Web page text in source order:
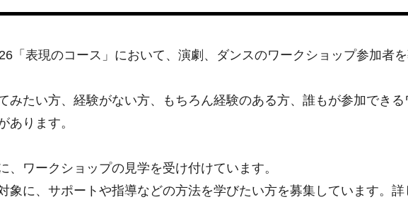
表現のコース」において、演劇、ダンスのワークショップ参加者
たい方、経験がない方、もちろん経験のある方、誰もが参加できる
あります。
ワークショップの見学を受け付けています。
に、サポートや指導などの方法を学びたい方を募集しています。